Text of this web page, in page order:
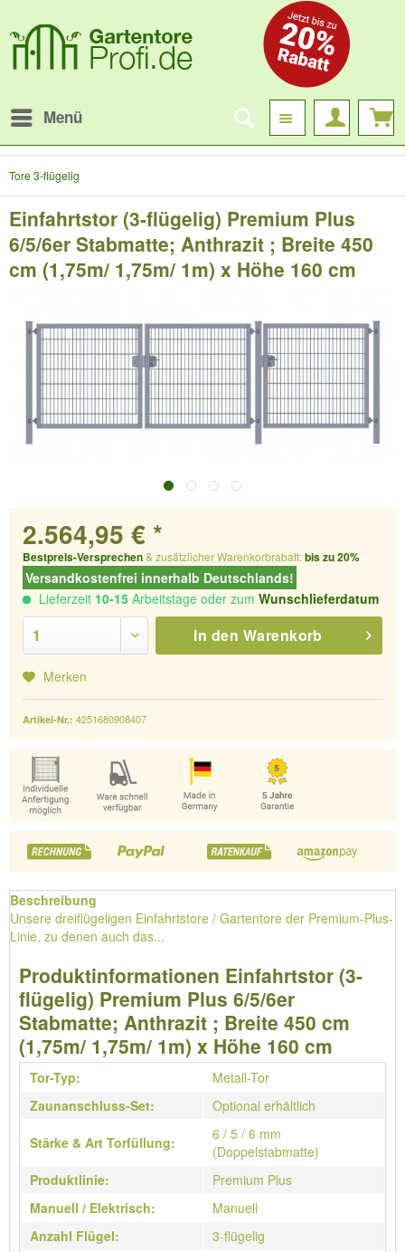
Menü
Tore 3-flügelig
Einfahrtstor (3-flügelig) Premium Plus
6/5/6er Stabmatte; Anthrazit ; Breite 450
cm (1,75m/ 1,75m/ 1m) x Höhe 160 cm
2.564,95 € *
Bestpreis-Versprechen& zusätzlicher Warenkorbrabatt:bis zu 20%
Versandkostenfrei innerhalb Deutschlands!
Lieferzeit 10-15 Arbeitstage oder zum Wunschlieferdatum
In den Warenkorb
Merken
Artikel-Nr.: 4251680908407
Beschreibung
Unsere dreiflügeligen Einfahrtstore / Gartentore der Premium-Plus-
Linie, zu denen auch das...
Produktinformationen Einfahrtstor (3-
flügelig) Premium Plus 6/5/6er
Stabmatte; Anthrazit ; Breite 450 cm
(1,75m/ 1,75m/ 1m) x Höhe 160 cm
Tor-Typ:
Metall-Tor
Zaunanschluss-Set:
Optional erhältlich
Stärke & Art Torfüllung:
6 / 5 / 6 mm
(Doppelstabmatte)
Produktlinie:
Premium Plus
Manuell / Elektrisch:
Manuell
Anzahl Flügel:
3-flügelig